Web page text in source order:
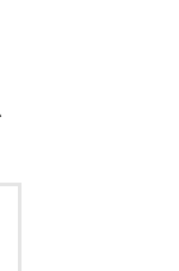
グ５階